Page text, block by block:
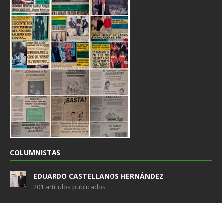
COLUMNISTAS
EDUARDO CASTELLANOS HERNÁNDEZ
201 artículos publicados